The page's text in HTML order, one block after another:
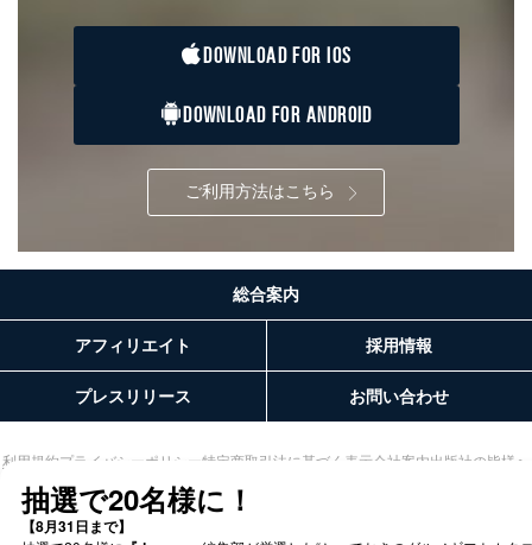
３．個人情報の第三者提供について
当社は、取得した個人情報を適切に管理し､あらかじめ
本人の同意を得ることなく第三者に提供することはあり
ません。ただし、次の場合は除きます。
人の生命､身体または財産の保護のために必要がある
公衆衛生の向上または児童の健全な育成の推進のため
に特に必要がある場合であって、本人の同意を得るこ
国の機関もしくは地方公共団体またはその委託を受け
た者が法令の定める事務を遂行することに対して協力
により当該事務の遂行に支障を及ぼすおそれがあると
き。
託・提供する場合、その業務に必要な範囲で委託・提
供先企業に個人情報を開示することがあります。
委託・提供先企業は具体的には以下のような企業です
DOWNLOAD FOR IOS
DOWNLOAD FOR ANDROID
ご利用方法はこちら
総合案内
アフィリエイト 採用情報
プレスリリース お問い合わせ
利用規約プライバシーポリシー 特定商取引法に基づく表示会社案内出版社の皆様へ